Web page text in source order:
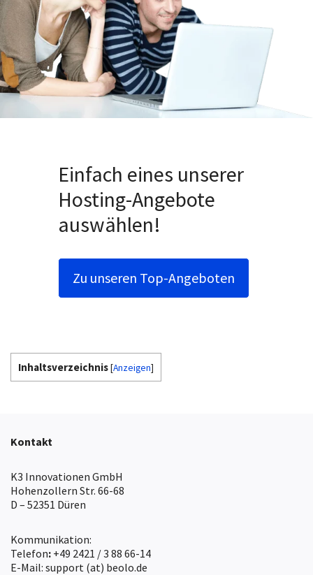
Einfach eines unserer
Hosting-Angebote
auswählen!
Zu unseren Top-Angeboten
Inhaltsverzeichnis[Anzeigen]
Kontakt
K3 Innovationen GmbH
Hohenzollern Str. 66-68
D – 52351 Düren
Kommunikation:
Telefon: +49 2421 / 3 88 66-14
E-Mail: support (at) beolo.de